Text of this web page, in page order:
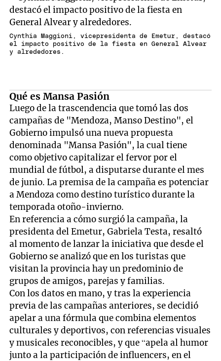
Cynthia Maggioni, vicepresidenta de Emetur, destacó
el impacto positivo de la fiesta en General Alvear
y alrededores.
Qué es Mansa Pasión
Luego de la trascendencia que tomó las dos
campañas de "Mendoza, Manso Destino", el
Gobierno impulsó una nueva propuesta
denominada "Mansa Pasión", la cual tiene
como objetivo capitalizar el fervor por el
mundial de fútbol, a disputarse durante el mes
de junio. La premisa de la campaña es potenciar
a Mendoza como destino turístico durante la
temporada otoño-invierno.
En referencia a cómo surgió la campaña, la
presidenta del Emetur, Gabriela Testa, resaltó
al momento de lanzar la iniciativa que desde el
Gobierno se analizó que en los turistas que
visitan la provincia hay un predominio de
grupos de amigos, parejas y familias.
Con los datos en mano, y tras la experiencia
previa de las campañas anteriores, se decidió
apelar a una fórmula que combina elementos
culturales y deportivos, con referencias visuales
y musicales reconocibles, y que “apela al humor
junto a la participación de influencers, en el